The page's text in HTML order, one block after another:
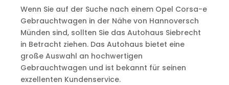
Wenn Sie auf der Suche nach einem Opel Corsa-e
Gebrauchtwagen in der Nähe von Hannoversch
Münden sind, sollten Sie das Autohaus Siebrecht
in Betracht ziehen. Das Autohaus bietet eine
große Auswahl an hochwertigen
Gebrauchtwagen und ist bekannt für seinen
exzellenten Kundenservice.